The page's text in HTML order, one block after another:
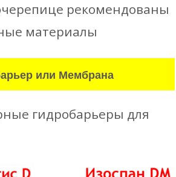
рекомендованы
материалы
или Мембрана
гидробарьеры для